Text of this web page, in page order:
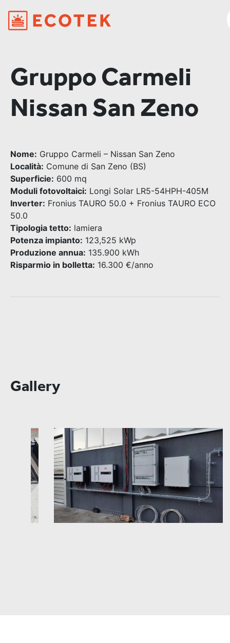
Gruppo Carmeli
Nissan San Zeno
Nome: Gruppo Carmeli – Nissan San Zeno
Località: Comune di San Zeno (BS)
Superficie: 600 mq
Moduli fotovoltaici: Longi Solar LR5-54HPH-405M
Inverter: Fronius TAURO 50.0 + Fronius TAURO ECO
50.0
Tipologia tetto: lamiera
Potenza impianto: 123,525 kWp
Produzione annua: 135.900 kWh
Risparmio in bolletta: 16.300 €/anno
Gallery